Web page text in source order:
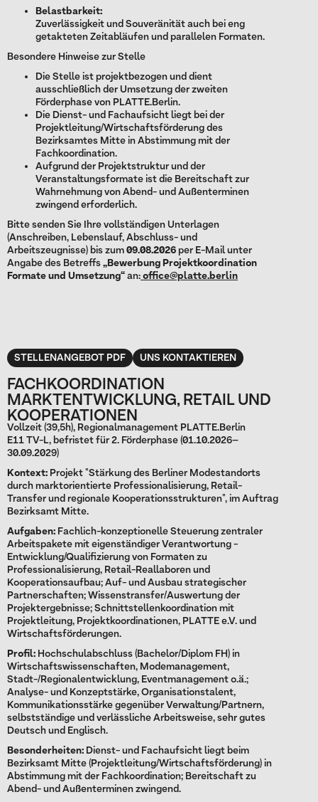
Belastbarkeit:
Zuverlässigkeit und Souveränität auch bei eng
getakteten Zeitabläufen und parallelen Formaten.
Besondere Hinweise zur Stelle
Die Stelle ist projektbezogen und dient
ausschließlich der Umsetzung der zweiten
Förderphase von PLATTE.Berlin.
Die Dienst- und Fachaufsicht liegt bei der
Projektleitung/Wirtschaftsförderung des
Bezirksamtes Mitte in Abstimmung mit der
Fachkoordination.
Aufgrund der Projektstruktur und der
Veranstaltungsformate ist die Bereitschaft zur
Wahrnehmung von Abend- und Außenterminen
zwingend erforderlich.
Bitte senden Sie Ihre vollständigen Unterlagen
(Anschreiben, Lebenslauf, Abschluss- und
Arbeitszeugnisse) bis zum09.08.2026per E-Mail unter
Angabe des Betreffs„Bewerbung Projektkoordination
Formate und Umsetzung“an:office@platte.berlin
STELLENANGEBOT PDF UNS KONTAKTIEREN
FACHKOORDINATION
MARKTENTWICKLUNG, RETAIL UND
KOOPERATIONEN
Vollzeit (39,5h), Regionalmanagement PLATTE.Berlin
E11 TV-L, befristet für 2. Förderphase (01.10.2026–
30.09.2029)
Kontext: Projekt "Stärkung des Berliner Modestandorts
durch marktorientierte Professionalisierung, Retail-
Transfer und regionale Kooperationsstrukturen", im Auftrag
Bezirksamt Mitte.
Aufgaben: Fachlich-konzeptionelle Steuerung zentraler
Arbeitspakete mit eigenständiger Verantwortung -
Entwicklung/Qualifizierung von Formaten zu
Professionalisierung, Retail-Reallaboren und
Kooperationsaufbau; Auf- und Ausbau strategischer
Partnerschaften; Wissenstransfer/Auswertung der
Projektergebnisse; Schnittstellenkoordination mit
Projektleitung, Projektkoordinationen, PLATTE e.V. und
Wirtschaftsförderungen.
Profil: Hochschulabschluss (Bachelor/Diplom FH) in
Wirtschaftswissenschaften, Modemanagement,
Stadt-/Regionalentwicklung, Eventmanagement o.ä.;
Analyse- und Konzeptstärke, Organisationstalent,
Kommunikationsstärke gegenüber Verwaltung/Partnern,
selbstständige und verlässliche Arbeitsweise, sehr gutes
Deutsch und Englisch.
Besonderheiten: Dienst- und Fachaufsicht liegt beim
Bezirksamt Mitte (Projektleitung/Wirtschaftsförderung) in
Abstimmung mit der Fachkoordination; Bereitschaft zu
Abend- und Außenterminen zwingend.